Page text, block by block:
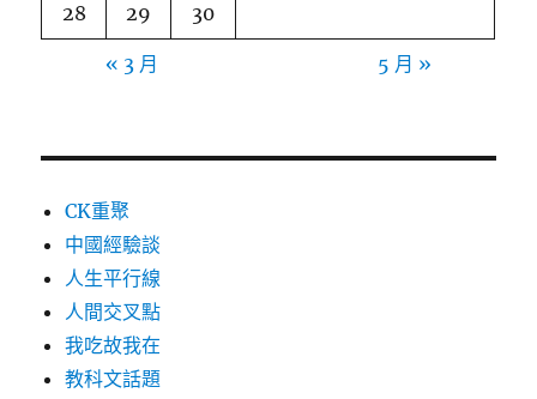
28 29 30
« 3 月 5 月 »
CK重聚
中國經驗談
人生平行線
人間交叉點
我吃故我在
教科文話題